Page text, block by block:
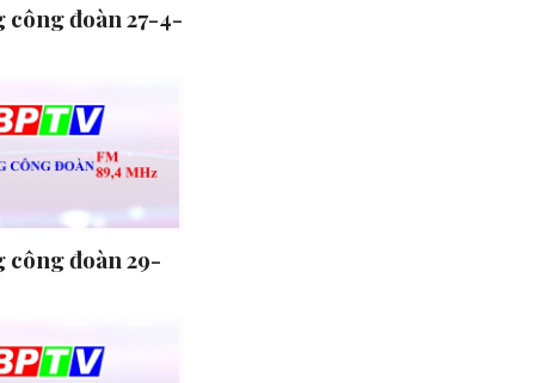
công đoàn 27-4-
công đoàn 29-